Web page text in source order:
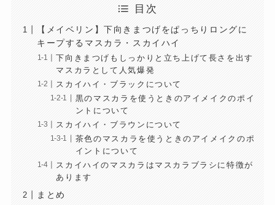
目次
【メイベリン】下向きまつげをぱっちりロングに
キープするマスカラ・スカイハイ
下向きまつげもしっかりと立ち上げて長さを出す
マスカラとして人気爆発
スカイハイ・ブラックについて
黒のマスカラを使うときのアイメイクのポイ
ントについて
スカイハイ・ブラウンについて
茶色のマスカラを使うときのアイメイクのポ
イントについて
スカイハイのマスカラはマスカラブラシに特徴が
あります
まとめ